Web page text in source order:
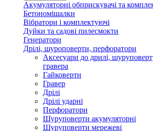
Акумуляторні обприскувачі та
Бетономішалки
Вібратори і комплектуючі
Дуйки та садові пилесмокти
Генератори
Дрілі, шуроповерти, перфоратори
Аксесуари до дрилі,
гравера
Гайковерти
Гравер
Дрілі
Дрілі ударні
Перфоратори
Шуруповерти акумуляторні
Шуруповерти мережеві